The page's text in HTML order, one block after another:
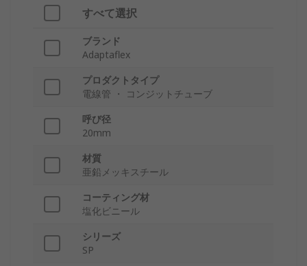
すべて選択
ブランド
Adaptaflex
プロダクトタイプ
電線管 ・ コンジットチューブ
呼び径
20mm
材質
亜鉛メッキスチール
コーティング材
塩化ビニール
シリーズ
SP